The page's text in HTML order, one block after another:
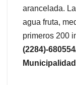
arancelada.
agua fruta,
primeros 200
(2284)-